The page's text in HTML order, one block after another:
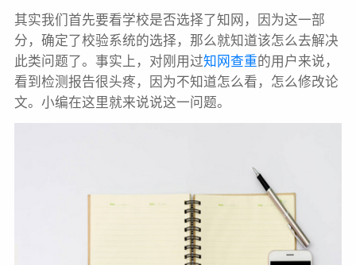
其实我们首先要看学校是否选择了知网，因为这一部
分，确定了校验系统的选择，那么就知道该怎么去解决
此类问题了。事实上，对刚用过知网查重的用户来说，
看到检测报告很头疼，因为不知道怎么看，怎么修改论
文。小编在这里就来说说这一问题。